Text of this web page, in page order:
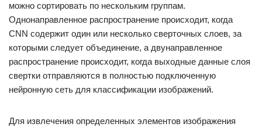
можно сортировать по нескольким группам.
Однонаправленное распространение происходит, когда
CNN содержит один или несколько сверточных слоев, за
которыми следует объединение, а двунаправленное
распространение происходит, когда выходные данные слоя
свертки отправляются в полностью подключенную
нейронную сеть для классификации изображений.
Для извлечения определенных элементов изображения